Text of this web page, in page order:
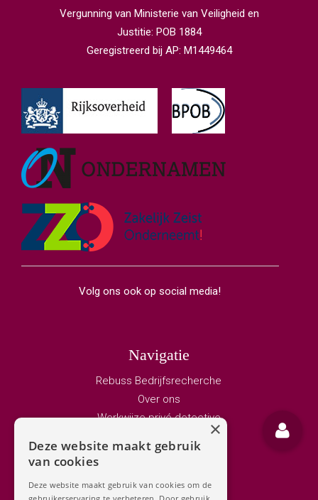
Vergunning van Ministerie van Veiligheid en
Justitie: POB 1884
Geregistreerd bij AP: M1449464
Volg ons ook op social media!
Navigatie
Rebuss Bedrijfsrecherche
Over ons
Werkwijze privé detective
Vacature privedetective
Bedrijfsrecherche
Privé detective
Deze website maakt gebruik
van cookies
Deze website maakt gebruik van cookies om de
×